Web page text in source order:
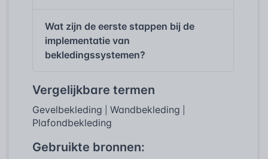
Wat zijn de eerste stappen bij de
implementatie van
bekledingssystemen?
Vergelijkbare termen
Gevelbekleding Wandbekleding
Plafondbekleding
Gebruikte bronnen: